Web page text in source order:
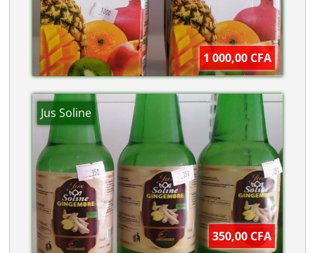
1 000,00 CFA
Jus Soline
350,00 CFA